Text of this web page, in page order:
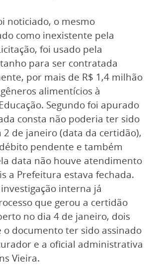
noticiado, o mesmo
como inexistente pela
foi usado pela
para ser contratada
por mais de R$ 1,4 milhão
alimentícios à
Segundo foi apurado
consta não poderia ter sido
de janeiro (data da certidão),
pendente e também
data não houve atendimento
a Prefeitura estava fechada.
interna já
que gerou a certidão
no dia 4 de janeiro, dois
o documento ter sido assinado
e a oficial administrativa
Vieira.